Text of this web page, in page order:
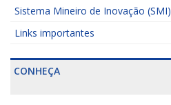
Sistema Mineiro de Inovação (SMI)
Links importantes
CONHEÇA